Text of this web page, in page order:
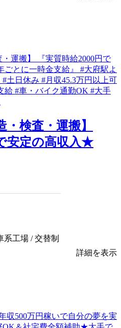
・検査・運搬】
安定の高収入★
系工場 / 交替制
詳細を表示